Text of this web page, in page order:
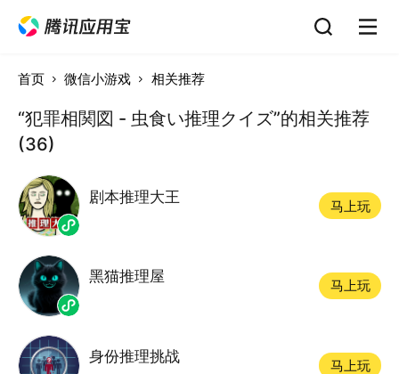
首页 微信小游戏 相关推荐
“犯罪相関図 - 虫食い推理クイズ”的相关推荐
(36)
剧本推理大王
马上玩
黑猫推理屋
马上玩
身份推理挑战
马上玩